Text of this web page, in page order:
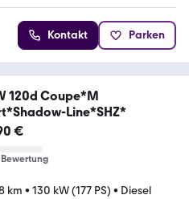
Kontakt Parken
120d Coupe*M
Line*SHZ*
€
km • 130 kW (177 PS) • Diesel